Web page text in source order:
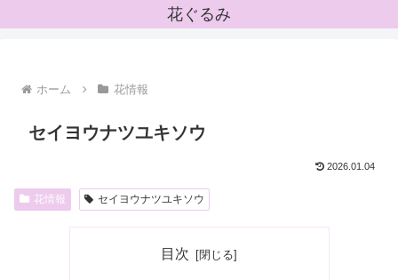
花ぐるみ
ホーム 花情報
セイヨウナツユキソウ
2026.01.04
花情報 セイヨウナツユキソウ
目次